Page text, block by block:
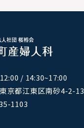
/ 14:30~17:00
京都江東区南砂4-2-13
1103